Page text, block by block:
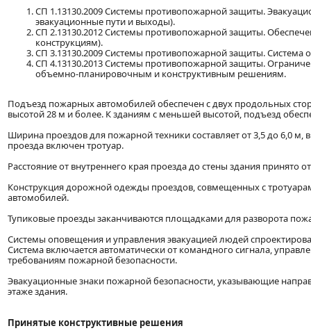
СП 1.13130.2009 Системы противопожарной защиты.
эвакуационные пути и выходы).
СП 2.13130.2012 Системы противопожарной защиты.
конструкциям).
СП 3.13130.2009 Системы противопожарной защиты.
СП 4.13130.2013 Системы противопожарной защиты.
объемно-планировочным и конструктивным решениям.
Подъезд пожарных автомобилей обеспечен с двух продольных
высотой 28 м и более. К зданиям с меньшей высотой, подъезд
Ширина проездов для пожарной техники составляет от 3,5 до 6,0
проезда включен тротуар.
Расстояние от внутреннего края проезда до стены здания принято
Конструкция дорожной одежды проездов, совмещенных с
автомобилей.
Тупиковые проезды заканчиваются площадками для разворота
Системы оповещения и управления эвакуацией людей
Система включается автоматически от командного сигнала,
требованиям пожарной безопасности.
Эвакуационные знаки пожарной безопасности, указывающие
этаже здания.
Принятые конструктивные решения